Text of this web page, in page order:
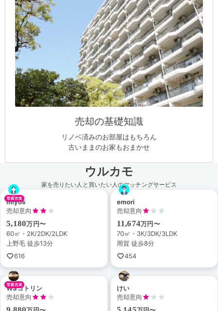
売却の基礎知識
リノベ済みのお部屋はもちろん
古いままのお家もおまかせ
ウルカモ
家を売りたい人と買いたい人のマッチングサービス
miyos
売却意向
5,180万円〜
60㎡・2K/2DK/2LDK
上野毛 徒歩13分
616
emori
売却意向
11,674万円〜
70㎡・3K/3DK/3LDK
用賀 徒歩8分
454
WSコトリン
売却意向
けい
売却意向